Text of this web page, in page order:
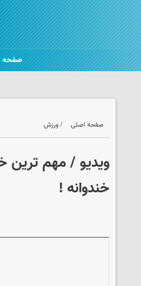
صفحه
صفحه اصلی ورزش
ویدیو / مهم
خندوانه !